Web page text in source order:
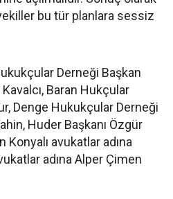
bu tür planlara sessiz
Derneği Başkan
Baran Hukçular
Denge Hukukçular Derneği
Huder Başkanı Özgür
avukatlar adına
adına Alper Çimen